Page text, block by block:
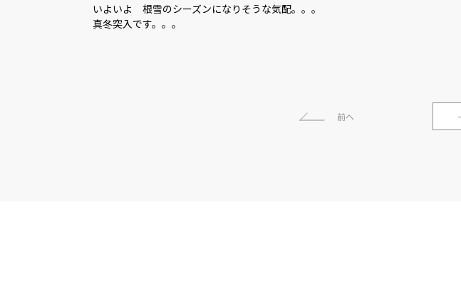
いよいよ 根雪のシーズンになりそうな気配。。。
真冬突入です。。。
前へ